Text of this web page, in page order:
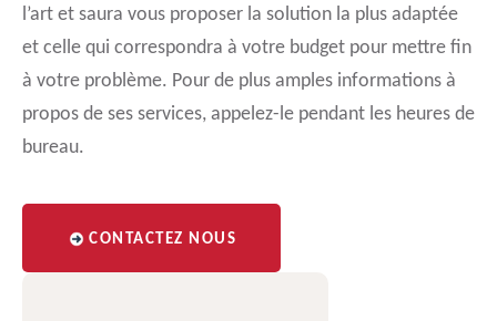
l’art et saura vous proposer la solution la plus adaptée
et celle qui correspondra à votre budget pour mettre fin
à votre problème. Pour de plus amples informations à
propos de ses services, appelez-le pendant les heures de
bureau.
CONTACTEZ NOUS